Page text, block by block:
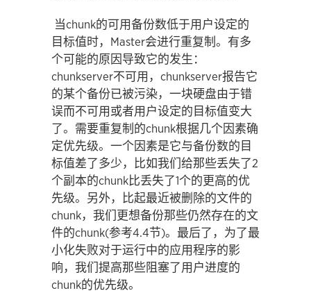
当chunk的可用备份数低于用户设定的
目标值时，Master会进行重复制。有多
个可能的原因导致它的发生：
chunkserver不可用，chunkserver报告它
的某个备份已被污染，一块硬盘由于错
误而不可用或者用户设定的目标值变大
了。需要重复制的chunk根据几个因素确
定优先级。一个因素是它与备份数的目
标值差了多少，比如我们给那些丢失了2
个副本的chunk比丢失了1个的更高的优
先级。另外，比起最近被删除的文件的
chunk，我们更想备份那些仍然存在的文
件的chunk(参考4.4节)。最后了，为了最
小化失败对于运行中的应用程序的影
响，我们提高那些阻塞了用户进度的
chunk的优先级。